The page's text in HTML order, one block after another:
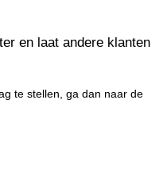
en laat andere klanten
te stellen, ga dan naar de